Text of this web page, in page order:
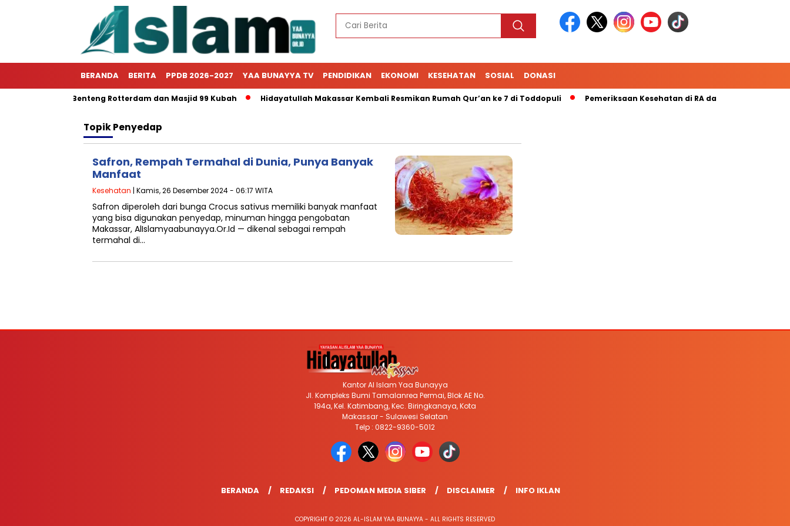
BERANDA BERITA PPDB 2026-2027 YAA BUNAYYA TV PENDIDIKAN EKONOMI KESEHATAN SOSIAL DONASI
Outingclass Benteng Rotterdam dan Masjid 99 Kubah Hidayatullah Makassar Kembali Resmikan Rumah Qur’an ke 7 di Toddopuli Pemeriksaan Kesehatan di RA dan MI Yaa Bunayya
TopikPenyedap
Safron, Rempah Termahal di Dunia, Punya Banyak
Manfaat
Kesehatan | Kamis, 26 Desember 2024 - 06:17 WITA
Safron diperoleh dari bunga Crocus sativus memiliki banyak manfaat
yang bisa digunakan penyedap, minuman hingga pengobatan
Makassar, AlIslamyaabunayya.Or.Id — dikenal sebagai rempah
termahal di…
Kantor Al Islam Yaa Bunayya
Jl. Kompleks Bumi Tamalanrea Permai, Blok AE No.
194a, Kel. Katimbang, Kec. Biringkanaya, Kota
Makassar - Sulawesi Selatan
Telp : 0822-9360-5012
BERANDA REDAKSI PEDOMAN MEDIA SIBER DISCLAIMER INFO IKLAN
COPYRIGHT © 2026 AL-ISLAM YAA BUNAYYA - ALL RIGHTS RESERVED